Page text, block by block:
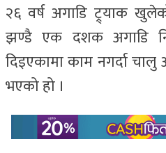
२६ वर्ष अगाडि ट्र्याक
झण्डै एक दशक अगाडि
दिइएकामा काम नगर्दा
भएको हो ।